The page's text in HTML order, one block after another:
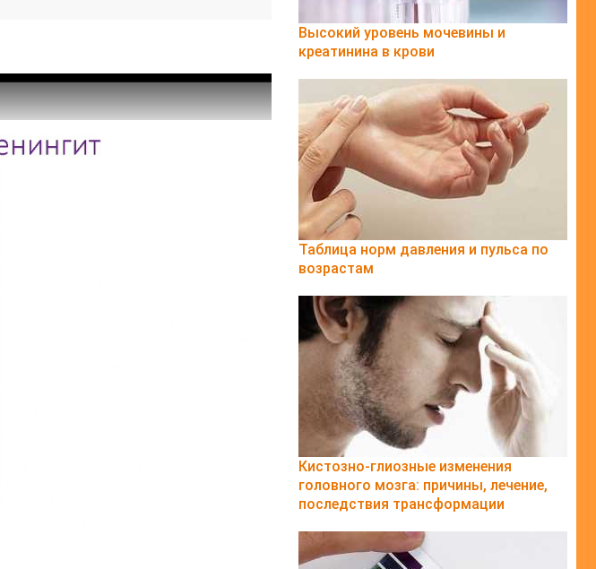
Высокий уровень мочевины и
креатинина в крови
Таблица норм давления и пульса по
возрастам
Кистозно-глиозные изменения
головного мозга: причины, лечение,
последствия трансформации